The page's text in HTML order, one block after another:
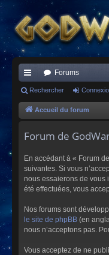
ac
co
s
Forums
Rechercher
Accueil du forum
Forum de
En accédant à « Forum
suivantes. Si vous
nous essaierons de vous
été effectuées, vous
Nos forums sont
le site de phpBB (en
nous n’acceptons pas.
Vous acceptez de ne